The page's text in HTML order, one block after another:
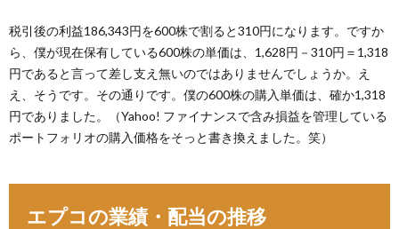
税引後の利益186,343円を600株で割ると310円になります。ですか
ら、僕が現在保有している600株の単価は、1,628円－310円＝1,318
円であると言って差し支え無いのではありませんでしょうか。え
え、そうです。その通りです。僕の600株の購入単価は、確か1,318
円でありました。（Yahoo! ファイナンスで含み損益を管理している
ポートフォリオの購入価格をそっと書き換えました。笑）
エプコの業績・配当の推移